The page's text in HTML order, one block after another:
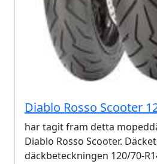
Diablo Rosso Scooter
har tagit fram detta
Diablo Rosso Scooter.
däckbeteckningen 120/70-